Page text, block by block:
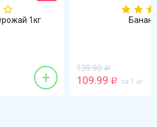
1кг
+
139.90 Р
109.99 Р за 1 кг